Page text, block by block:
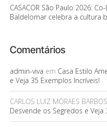
CASACOR São Paulo 2026:
Baldelomar celebra a cultura
Comentários
admin-viva em Casa Estilo
e Veja 35 Exemplos Incríveis!
CARLOS LUIZ MORAES
Desvende os Segredos e Veja